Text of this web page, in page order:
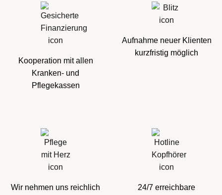
Kooperation mit allen
Kranken- und
Pflegekassen
Aufnahme neuer Klienten
kurzfristig möglich
Wir nehmen uns reichlich
24/7 erreichbare